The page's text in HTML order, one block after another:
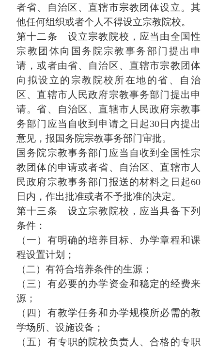
者省、自治区、直辖市宗教团体设立。其
他任何组织或者个人不得设立宗教院校。
第十二条 设立宗教院校，应当由全国性
宗教团体向国务院宗教事务部门提出申
请，或者由省、自治区、直辖市宗教团体
向拟设立的宗教院校所在地的省、自治
区、直辖市人民政府宗教事务部门提出申
请。省、自治区、直辖市人民政府宗教事
务部门应当自收到申请之日起30日内提出
意见，报国务院宗教事务部门审批。
国务院宗教事务部门应当自收到全国性宗
教团体的申请或者省、自治区、直辖市人
民政府宗教事务部门报送的材料之日起60
日内，作出批准或者不予批准的决定。
第十三条 设立宗教院校，应当具备下列
条件：
（一）有明确的培养目标、办学章程和课
程设置计划；
（二）有符合培养条件的生源；
（三）有必要的办学资金和稳定的经费来
源；
（四）有教学任务和办学规模所必需的教
学场所、设施设备；
（五）有专职的院校负责人、合格的专职